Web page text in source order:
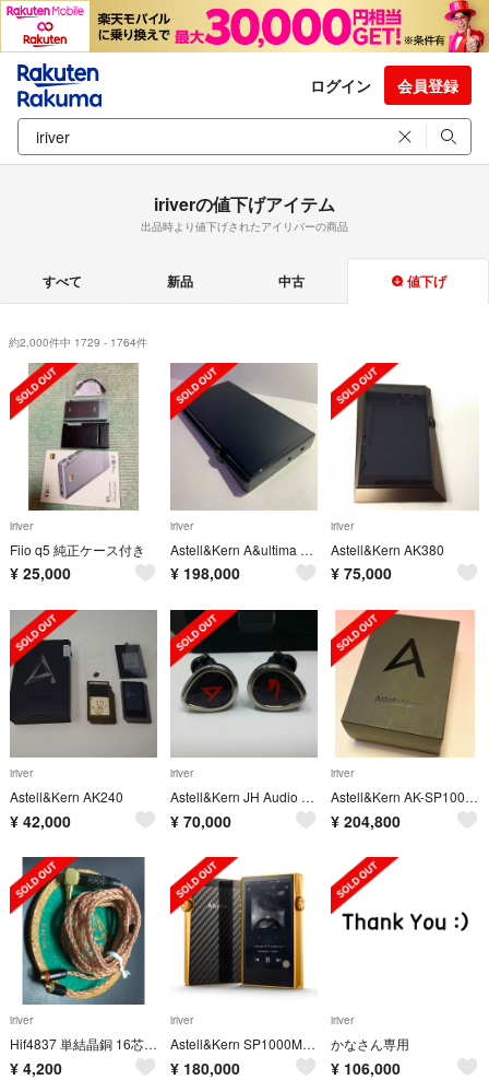
ログイン 会員登録
iriverの値下げアイテム
出品時より値下げされたアイリバーの商品
すべて 新品 中古 値下げ
約2,000件中 1729 - 1764件
iriver
Fiio q5 純正ケース付き
¥ 25,000
iriver
Astell&Kern A&ultima SP1000 Onyx Black
¥ 198,000
iriver
Astell&Kern AK380
¥ 75,000
iriver
Astell&Kern AK240
¥ 42,000
iriver
Astell&Kern JH Audio Roxanne II
¥ 70,000
iriver
Astell&Kern AK-SP1000-OB Onyx Black
¥ 204,800
iriver
Hif4837 単結晶銅 16芯 L字 3.5mm mmcx
¥ 4,200
iriver
Astell&Kern SP1000M Gold 256GB 限定モデル
¥ 180,000
iriver
かなさん専用
¥ 106,000